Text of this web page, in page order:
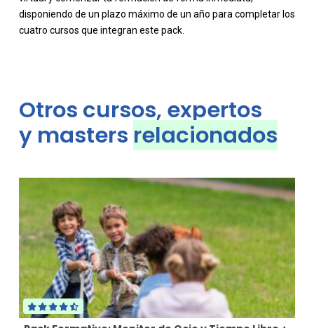
disponiendo de un plazo máximo de un año para completar los
cuatro cursos que integran este pack.
Otros cursos, expertos
y masters relacionados